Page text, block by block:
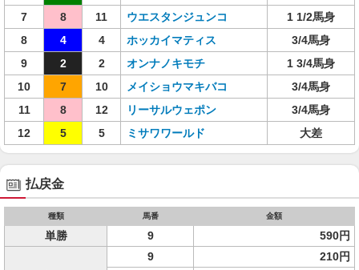
7
8 11 ウエスタンジュンコ
1 1/2馬身
8
4 4 ホッカイマティス
3/4馬身
9
2 2 オンナノキモチ
1 3/4馬身
10
7 10 メイショウマキバコ
3/4馬身
11
8 12 リーサルウェポン
3/4馬身
12
5 5 ミサワワールド 大差
払戻金
種類 馬番 金額
単勝 9 590円
9
210円